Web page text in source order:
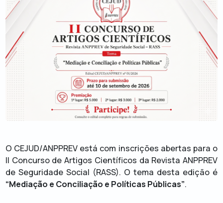
O CEJUD/ANPPREV está com inscrições abertas para o
II Concurso de Artigos Científicos da Revista ANPPREV
de Seguridade Social (RASS). O tema desta edição é
“Mediação e Conciliação e Políticas Públicas”.